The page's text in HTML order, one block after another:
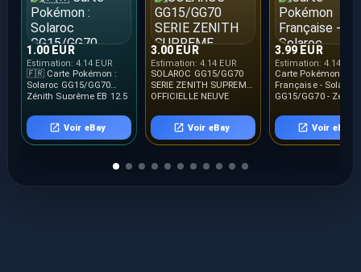
1.00 EUR
Estimation: 4.14 EUR
🇫🇷 Carte Pokémon :
Solaroc GG15/GG70
Zénith Suprême EB 12.5
Voir eBay
3.00 EUR
Estimation: 4.14 EUR
SOLAROC GG15/GG70
SERIE ZENITH SUPREME
OFFICIELLE NEUVE
Voir eBay
3.99 EUR
Estimation: 4.14 EUR
Carte Pokémon
Française - Solaroc
GG15/GG70 - Zénith
Voir eBay